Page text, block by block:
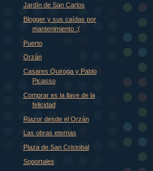
Jardín de San Carlos
Blogger y sus caídas por
mantenimiento :(
Puerto
Orzán
Casares Quiroga y Pablo
Picasso
Comprar es la llave de la
felicidad
Riazor desde el Orzán
Las obras eternas
Plaza de San Cristobal
Soportales